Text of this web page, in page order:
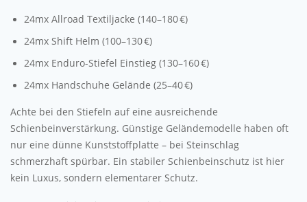
24mx Allroad Textiljacke (140–180 €)
24mx Shift Helm (100–130 €)
24mx Enduro-Stiefel Einstieg (130–160 €)
24mx Handschuhe Gelände (25–40 €)
Achte bei den Stiefeln auf eine ausreichende
Schienbeinverstärkung. Günstige Geländemodelle haben oft
nur eine dünne Kunststoffplatte – bei Steinschlag
schmerzhaft spürbar. Ein stabiler Schienbeinschutz ist hier
kein Luxus, sondern elementarer Schutz.